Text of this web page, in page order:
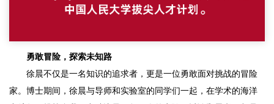
勇敢冒险，探索未知路
徐晨不仅是一名知识的追求者，更是一位勇敢面对挑战的冒险
家。博士期间，徐晨与导师和实验室的同学们一起，在学术的海洋